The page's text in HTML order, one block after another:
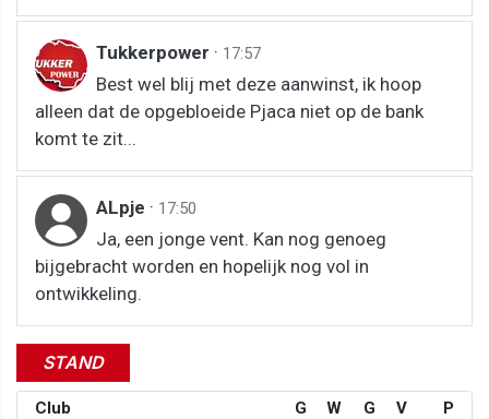
Tukkerpower · 17:57
Best wel blij met deze aanwinst, ik hoop
alleen dat de opgebloeide Pjaca niet op de bank
komt te zit...
ALpje · 17:50
Ja, een jonge vent. Kan nog genoeg
bijgebracht worden en hopelijk nog vol in
ontwikkeling.
STAND
Club G W G V
P